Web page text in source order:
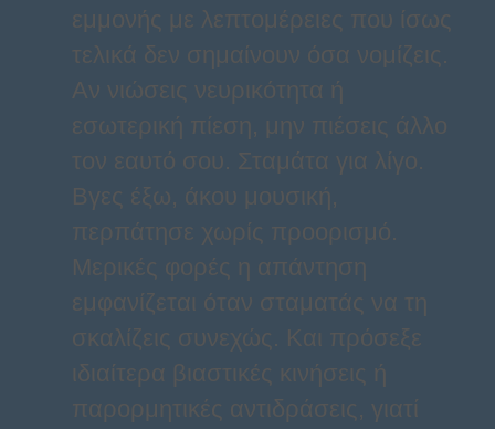
εμμονής με λεπτομέρειες που ίσως
τελικά δεν σημαίνουν όσα νομίζεις.
Αν νιώσεις νευρικότητα ή
εσωτερική πίεση, μην πιέσεις άλλο
τον εαυτό σου. Σταμάτα για λίγο.
Βγες έξω, άκου μουσική,
περπάτησε χωρίς προορισμό.
Μερικές φορές η απάντηση
εμφανίζεται όταν σταματάς να τη
σκαλίζεις συνεχώς. Και πρόσεξε
ιδιαίτερα βιαστικές κινήσεις ή
παρορμητικές αντιδράσεις, γιατί